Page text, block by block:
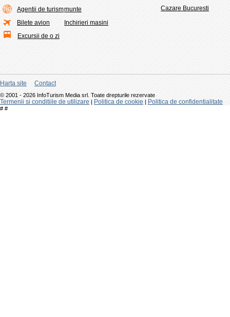
Agentii de turism
Bilete avion
Excursii de o zi
munte
Inchirieri masini
Cazare Bucuresti
Harta site Contact
© 2001 - 2026 InfoTurism Media srl. Toate drepturile rezervate
Termenii si conditiile de utilizare | Politica de cookie | Politica de confidentialitate
# #